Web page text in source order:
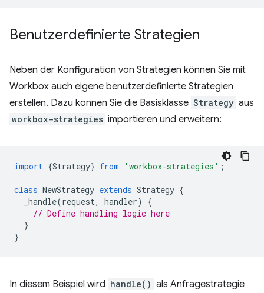
Benutzerdefinierte Strategien
Neben der Konfiguration von Strategien können Sie mit
Workbox auch eigene benutzerdefinierte Strategien
erstellen. Dazu können Sie die Basisklasse Strategy aus
workbox-strategies importieren und erweitern:
import {Strategy} from 'workbox-strategies' ;
class NewStrategy extends Strategy {
_handle(request, handler)
{
// Define handling logic here
}
}
In diesem Beispiel wird handle() als Anfragestrategie